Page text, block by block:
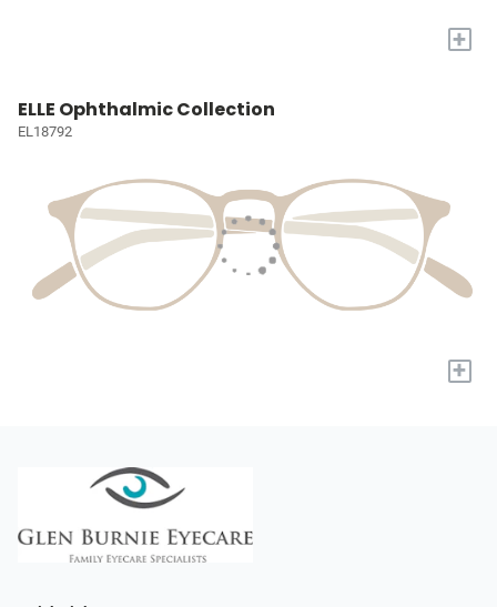
+
ELLE Ophthalmic Collection
EL18792
+